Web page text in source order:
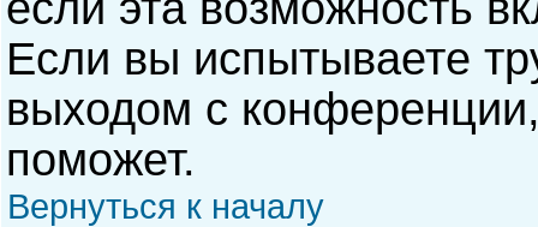
Если вы испытываете
выходом с
поможет.
Вернуться к началу